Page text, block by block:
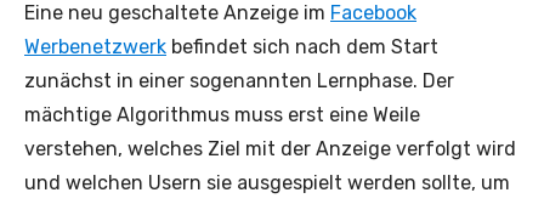
Eine neu geschaltete Anzeige im Facebook
Werbenetzwerk befindet sich nach dem Start
zunächst in einer sogenannten Lernphase. Der
mächtige Algorithmus muss erst eine Weile
verstehen, welches Ziel mit der Anzeige verfolgt wird
und welchen Usern sie ausgespielt werden sollte, um